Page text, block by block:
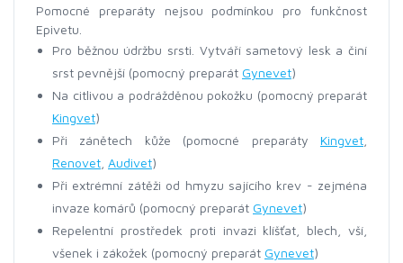
Pomocné preparáty nejsou podmínkou pro funkčnost
Epivetu.
Pro běžnou údržbu srsti. Vytváří sametový lesk a činí
srst pevnější (pomocný preparát Gynevet)
Na citlivou a podrážděnou pokožku (pomocný preparát
Kingvet)
Při zánětech kůže (pomocné preparáty Kingvet
Renovet Audivet)
Při extrémní zátěži od hmyzu sajícího krev - zejména
invaze komárů (pomocný preparát Gynevet)
Repelentní prostředek proti invazi klíšťat, blech, vší,
všenek i zákožek (pomocný preparát Gynevet)